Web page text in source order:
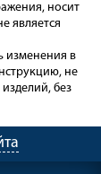
носит
является
изменения в
не
без